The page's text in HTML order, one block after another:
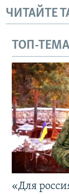
ЧИТАЙТЕ
ТОП-ТЕМА
«Для